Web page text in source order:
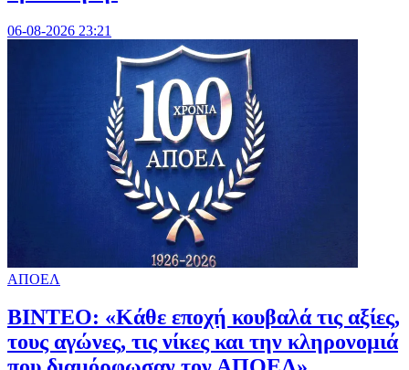
06-08-2026 23:21
ΑΠΟΕΛ
ΒΙΝΤΕΟ: «Κάθε εποχή κουβαλά τις αξίες,
τους αγώνες, τις νίκες και την κληρονομιά